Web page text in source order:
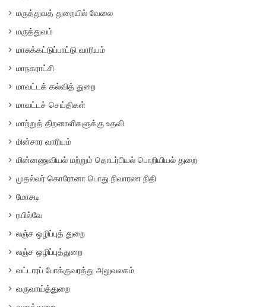
மருத்துவத் துறையில் வேலை
மருத்துவம்
மாசுக்கட்டுப்பாட்டு வாரியம்
மாநகராட்சி
மாவட்டக் கல்வித் துறை
மாவட்டச் செய்திகள்
மாற்றுத் திறனாளிகளுக்கு உதவி
மின்சார வாரியம்
மின்னணுவியல் மற்றும் தொடர்பியல் பொறியியல் துறை
முதல்வர் கொரோனா பொது நிவாரண நிதி
மோசடி
ரயில்வே
லஞ்ச ஒழிப்புத் துறை
லஞ்ச ஒழிப்புத்துறை
வட்டாரப் போக்குவரத்து அலுவலகம்
வருவாய்த்துறை